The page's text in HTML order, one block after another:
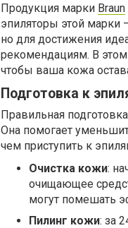
Продукция марки Braun
эпиляторы этой марки
но для достижения
рекомендациям. В
чтобы ваша кожа
Подготовка к
Правильная
Она помогает
чем приступить к
Очистка кожи:
очищающее
могут помешать
Пилинг кожи: за